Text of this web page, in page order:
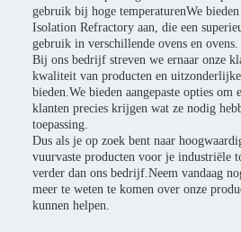
gebruik bij hoge temperaturenWe
Isolation Refractory aan, die een
gebruik in verschillende ovens en ovens.
Bij ons bedrijf streven we ernaar onze
kwaliteit van producten en
bieden.We bieden aangepaste opties om
klanten precies krijgen wat ze nodig
toepassing.
Dus als je op zoek bent naar
vuurvaste producten voor je industriële
verder dan ons bedrijf.Neem vandaag
meer te weten te komen over onze
kunnen helpen.